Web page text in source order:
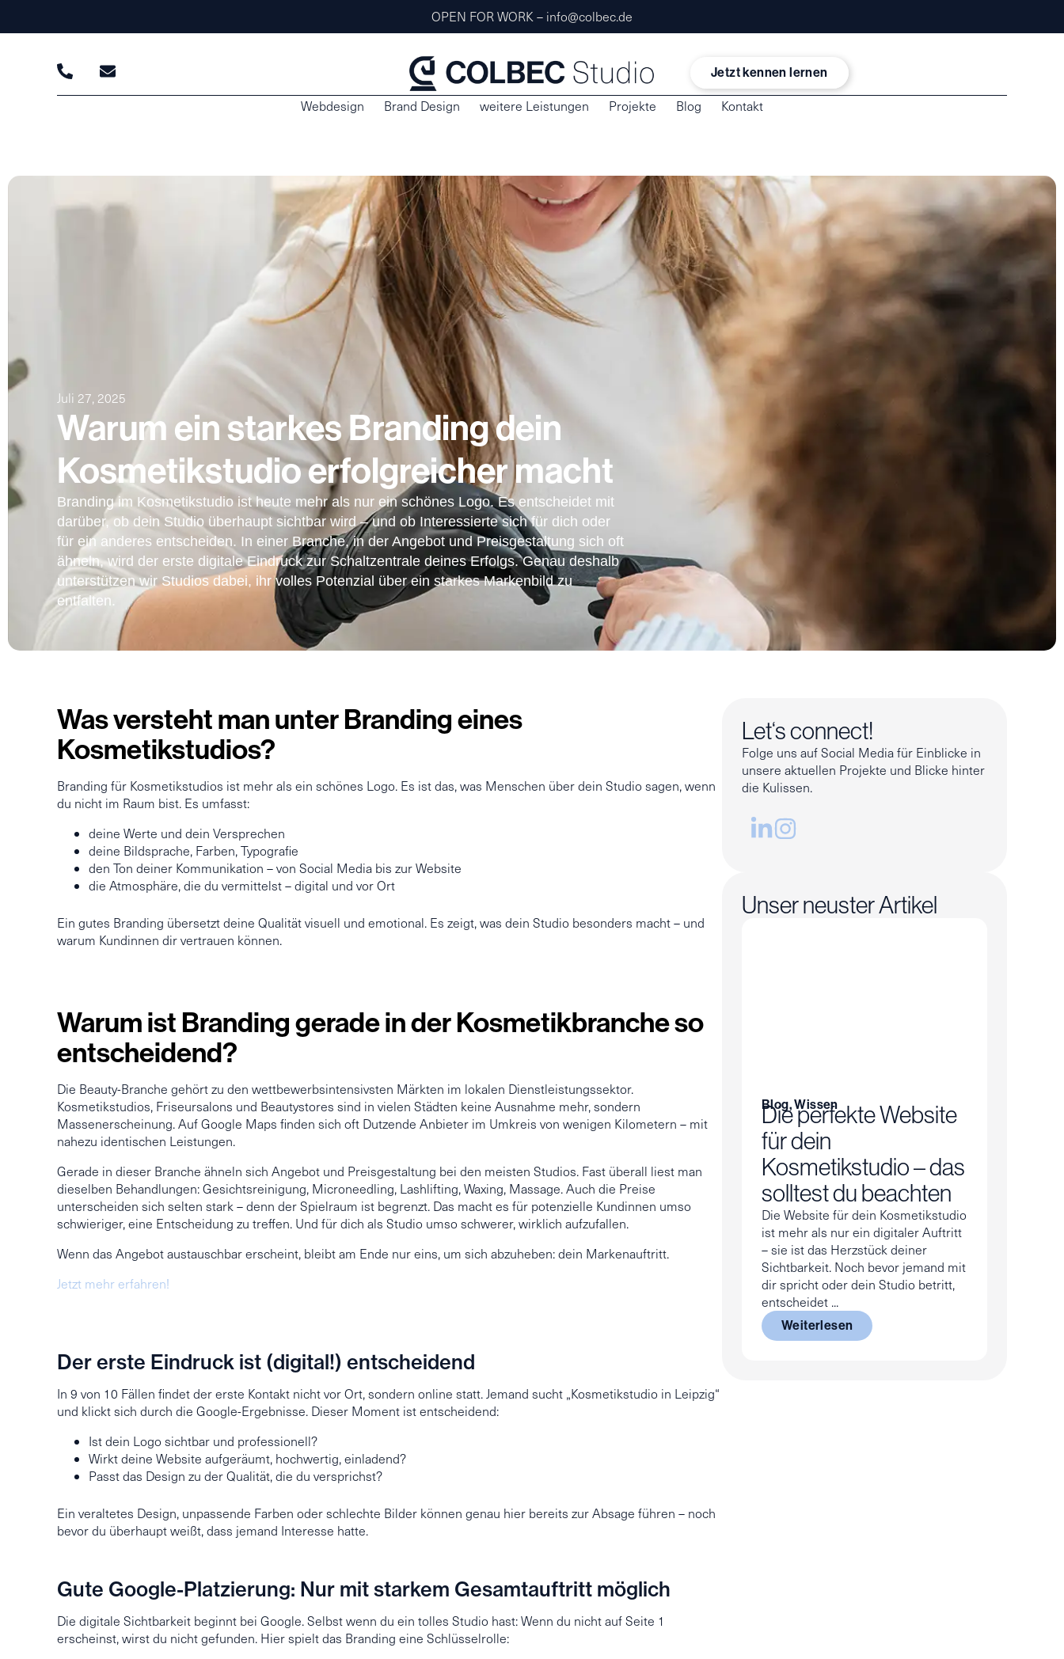
OPEN FOR WORK – info@colbec.de
Jetzt kennen lernen
Webdesign Brand Design weitere Leistungen Projekte Blog Kontakt
Juli 27, 2025
Warum ein starkes Branding dein
Kosmetikstudio erfolgreicher macht
Branding im Kosmetikstudio ist heute mehr als nur ein schönes Logo. Es entscheidet mit
darüber, ob dein Studio überhaupt sichtbar wird – und ob Interessierte sich für dich oder
für ein anderes entscheiden. In einer Branche, in der Angebot und Preisgestaltung sich oft
ähneln, wird der erste digitale Eindruck zur Schaltzentrale deines Erfolgs. Genau deshalb
unterstützen wir Studios dabei, ihr volles Potenzial über ein starkes Markenbild zu
entfalten.
Was versteht man unter Branding eines
Kosmetikstudios?
Branding für Kosmetikstudios ist mehr als ein schönes Logo. Es ist das, was Menschen über dein Studio sagen, wenn
du nicht im Raum bist. Es umfasst:
deine Werte und dein Versprechen
deine Bildsprache, Farben, Typografie
den Ton deiner Kommunikation – von Social Media bis zur Website
die Atmosphäre, die du vermittelst – digital und vor Ort
Ein gutes Branding übersetzt deine Qualität visuell und emotional. Es zeigt, was dein Studio besonders macht – und
warum Kundinnen dir vertrauen können.
Warum ist Branding gerade in der Kosmetikbranche so
entscheidend?
Die Beauty-Branche gehört zu den wettbewerbsintensivsten Märkten im lokalen Dienstleistungssektor.
Kosmetikstudios, Friseursalons und Beautystores sind in vielen Städten keine Ausnahme mehr, sondern
Massenerscheinung. Auf Google Maps finden sich oft Dutzende Anbieter im Umkreis von wenigen Kilometern – mit
nahezu identischen Leistungen.
Gerade in dieser Branche ähneln sich Angebot und Preisgestaltung bei den meisten Studios. Fast überall liest man
dieselben Behandlungen: Gesichtsreinigung, Microneedling, Lashlifting, Waxing, Massage. Auch die Preise
unterscheiden sich selten stark – denn der Spielraum ist begrenzt. Das macht es für potenzielle Kundinnen umso
schwieriger, eine Entscheidung zu treffen. Und für dich als Studio umso schwerer, wirklich aufzufallen.
Wenn das Angebot austauschbar erscheint, bleibt am Ende nur eins, um sich abzuheben: dein Markenauftritt.
Jetzt mehr erfahren!
Der erste Eindruck ist (digital!) entscheidend
In 9 von 10 Fällen findet der erste Kontakt nicht vor Ort, sondern online statt. Jemand sucht „Kosmetikstudio in Leipzig“
und klickt sich durch die Google-Ergebnisse. Dieser Moment ist entscheidend:
Ist dein Logo sichtbar und professionell?
Wirkt deine Website aufgeräumt, hochwertig, einladend?
Passt das Design zu der Qualität, die du versprichst?
Ein veraltetes Design, unpassende Farben oder schlechte Bilder können genau hier bereits zur Absage führen – noch
bevor du überhaupt weißt, dass jemand Interesse hatte.
Gute Google-Platzierung: Nur mit starkem Gesamtauftritt möglich
Die digitale Sichtbarkeit beginnt bei Google. Selbst wenn du ein tolles Studio hast: Wenn du nicht auf Seite 1
erscheinst, wirst du nicht gefunden. Hier spielt das Branding eine Schlüsselrolle:
Let‘s connect!
Folge uns auf Social Media für Einblicke in
unsere aktuellen Projekte und Blicke hinter
die Kulissen.
Unser neuster Artikel
Blog,Wissen
Die perfekte Website
für dein
Kosmetikstudio – das
solltest du beachten
Die Website für dein Kosmetikstudio
ist mehr als nur ein digitaler Auftritt
– sie ist das Herzstück deiner
Sichtbarkeit. Noch bevor jemand mit
dir spricht oder dein Studio betritt,
entscheidet ...
Weiterlesen